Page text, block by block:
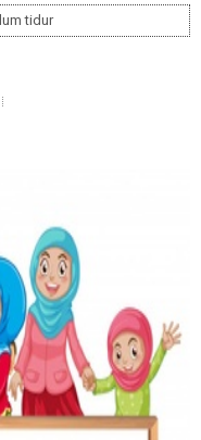
tidur